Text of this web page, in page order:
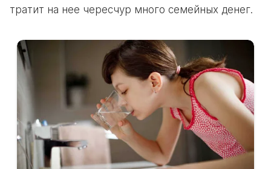
тратит на нее чересчур много семейных денег.